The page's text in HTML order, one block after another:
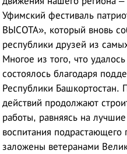
Уфимский фестиваль
ВЫСОТА», который вновь
республики друзей из
Многое из того, что
состоялось благодаря
Республики Башкортостан.
действий продолжают
работы, равняясь на
воспитания подрастающего
заложены ветеранами